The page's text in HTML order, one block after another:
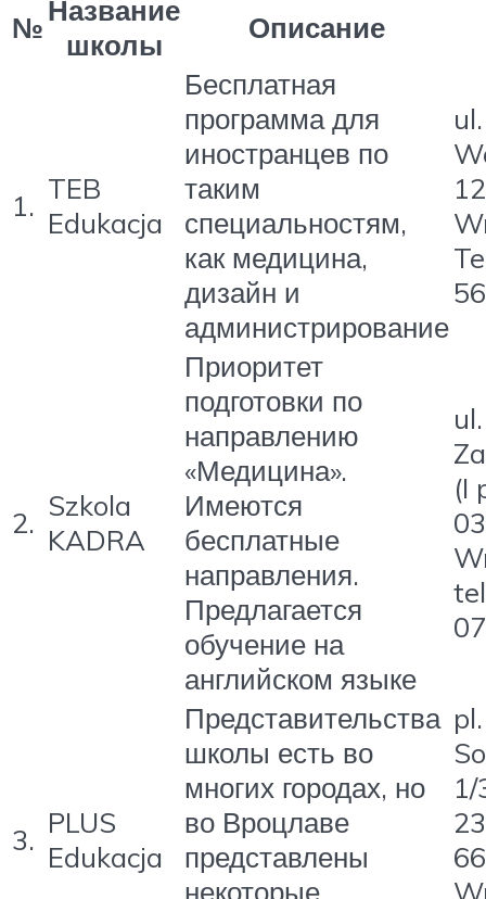
№Название
школы
Описание
1. TEB
Edukacja
Бесплатная
программа для
иностранцев по
таким
специальностям,
как медицина,
дизайн и
администрирование
ul.
2. Szkola
KADRA
Приоритет
подготовки по
направлению
«Медицина».
Имеются
бесплатные
направления.
Предлагается
обучение на
английском языке
(I
3. PLUS
Edukacja
Представительства
школы есть во
многих городах, но
во Вроцлаве
представлены
некоторые
pl.